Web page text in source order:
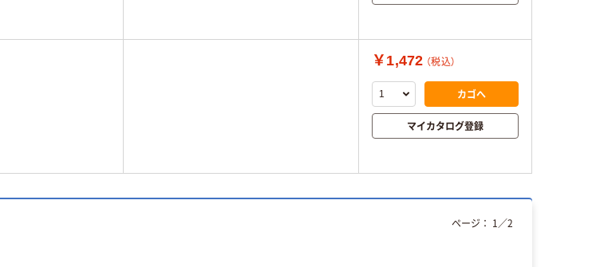
￥1,472 （税込）
カゴへ
マイカタログ登録
ページ： 1 ／2